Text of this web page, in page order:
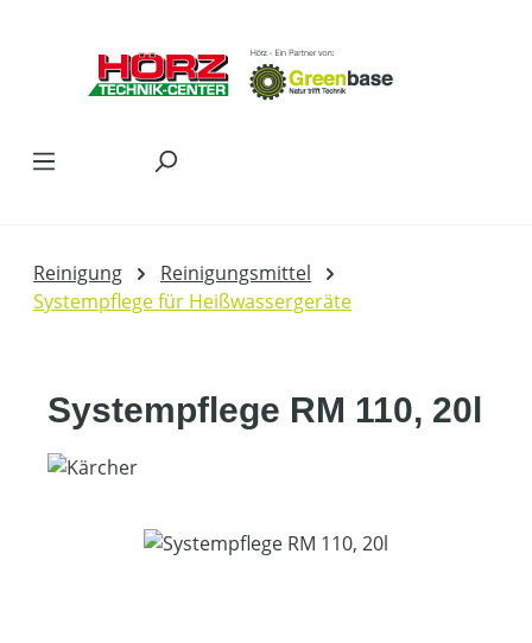
Reinigung
Reinigungsmittel
Systempflege für Heißwassergeräte
Systempflege RM 110, 20l
Bildergalerie überspringen